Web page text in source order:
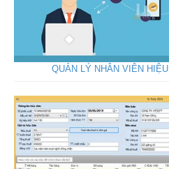
QUẢN LÝ NHÂN VIÊN